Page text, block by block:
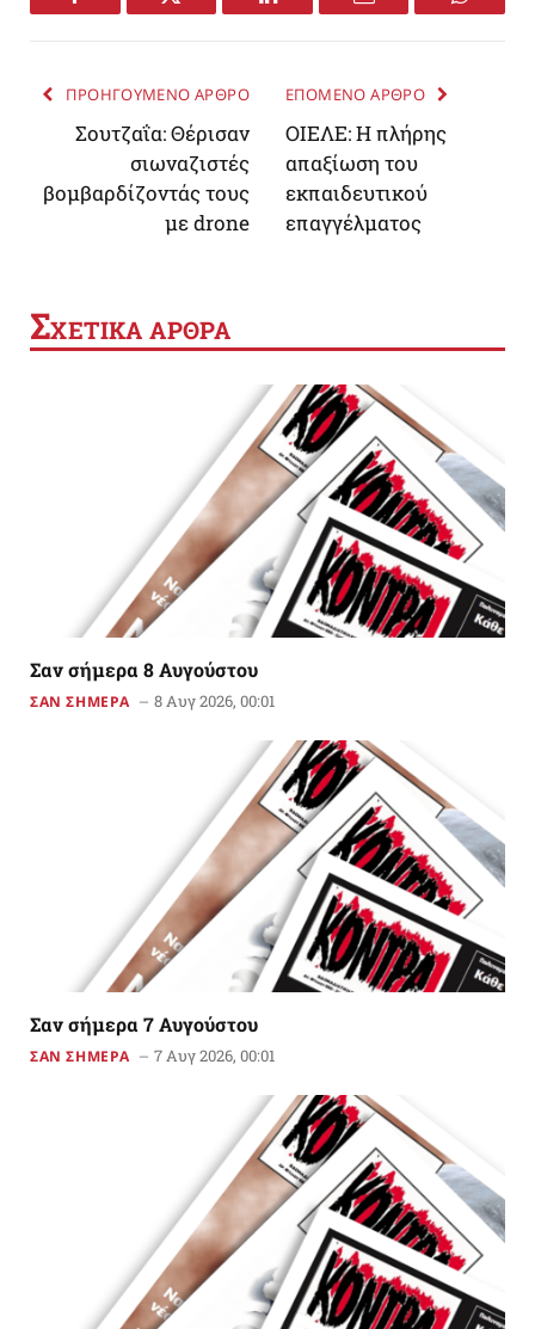
Facebook Twitter LinkedIn Email
ΠΡΟΗΓΟΥΜΕΝΟ ΑΡΘΡΟ
Σουτζαΐα: Θέρισαν
σιωναζιστές
βομβαρδίζοντάς τους
με drone
ΕΠΟΜΕΝΟ ΑΡΘΡΟ
ΟΙΕΛΕ: Η πλήρης
απαξίωση του
εκπαιδευτικού
επαγγέλματος
ΣΧΕΤΙΚΑ ΑΡΘΡΑ
Σαν σήμερα 8 Αυγούστου
ΣΑΝ ΣΗΜΕΡΑ 8 Αυγ 2026, 00:01
Σαν σήμερα 7 Αυγούστου
ΣΑΝ ΣΗΜΕΡΑ 7 Αυγ 2026, 00:01